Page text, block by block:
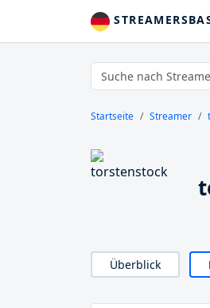
Startseite Streamer
Überblick